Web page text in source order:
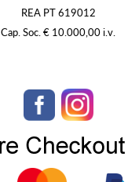
REA PT 619012
Cap. Soc. € 10.000,00 i.v.